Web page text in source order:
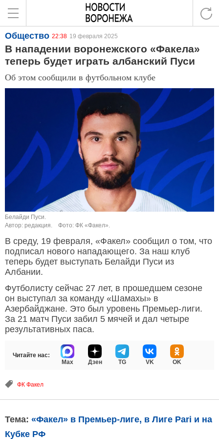
Общество 22:38 19 февраля 2025
В нападении воронежского «Факела»
теперь будет играть албанский Пуси
Об этом сообщили в футбольном клубе
Белайди Пуси.
Автор: редакция.
Фото: ФК «Факел».
В среду, 19 февраля, «Факел» сообщил о том, что
подписал нового нападающего. За наш клуб
теперь будет выступать Белайди Пуси из
Албании.
Футболисту сейчас 27 лет, в прошедшем сезоне
он выступал за команду «Шамахы» в
Азербайджане. Это был уровень Премьер-лиги.
За 21 матч Пуси забил 5 мячей и дал четыре
результативных паса.
Читайте нас:
Max
Дзен TG VK OK
ФК Факел
Тема: «Факел» в Премьер-лиге, в Лиге Pari и на
Кубке РФ